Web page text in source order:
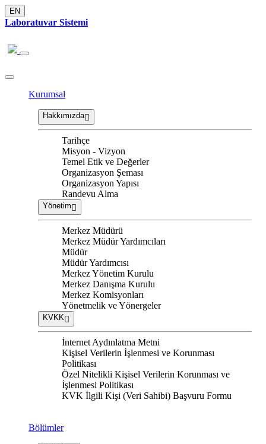
EN
Laboratuvar Sistemi
Kurumsal
Hakkımızda
Tarihçe
Misyon - Vizyon
Temel Etik ve Değerler
Organizasyon Şeması
Organizasyon Yapısı
Randevu Alma
Yönetim
Merkez Müdürü
Merkez Müdür Yardımcıları
Müdür
Müdür Yardımcısı
Merkez Yönetim Kurulu
Merkez Danışma Kurulu
Merkez Komisyonları
Yönetmelik ve Yönergeler
KVKK
İnternet Aydınlatma Metni
Kişisel Verilerin İşlenmesi ve Korunması
Politikası
Özel Nitelikli Kişisel Verilerin Korunması ve
İşlenmesi Politikası
KVK İlgili Kişi (Veri Sahibi) Başvuru Formu
Bölümler